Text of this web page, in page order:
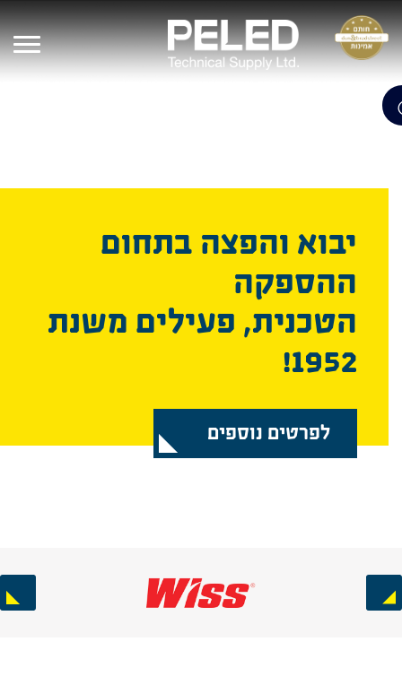
יבוא והפצה בתחום
ההספקה
הטכנית, פעילים משנת
1952!
לפרטים נוספים
Previous
Next